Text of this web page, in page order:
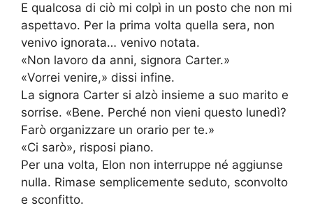
E qualcosa di ciò mi colpì in un posto che non mi
aspettavo. Per la prima volta quella sera, non
venivo ignorata… venivo notata.
«Non lavoro da anni, signora Carter.»
«Vorrei venire,» dissi infine.
La signora Carter si alzò insieme a suo marito e
sorrise. «Bene. Perché non vieni questo lunedì?
Farò organizzare un orario per te.»
«Ci sarò», risposi piano.
Per una volta, Elon non interruppe né aggiunse
nulla. Rimase semplicemente seduto, sconvolto
e sconfitto.